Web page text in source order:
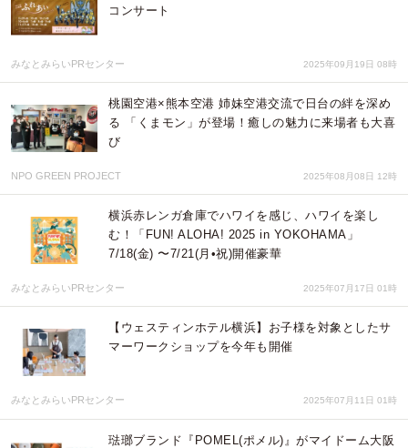
コンサート
みなとみらいPRセンター 2025年09月19日 08時
桃園空港×熊本空港 姉妹空港交流で日台の絆を深め
る 「くまモン」が登場！癒しの魅力に来場者も大喜
び
NPO GREEN PROJECT 2025年08月08日 12時
横浜赤レンガ倉庫でハワイを感じ、ハワイを楽し
む！「FUN! ALOHA! 2025 in YOKOHAMA」
7/18(金) 〜7/21(月•祝)開催豪華
みなとみらいPRセンター 2025年07月17日 01時
【ウェスティンホテル横浜】お子様を対象としたサ
マーワークショップを今年も開催
みなとみらいPRセンター 2025年07月11日 01時
琺瑯ブランド『POMEL(ポメル)』がマイドーム大阪